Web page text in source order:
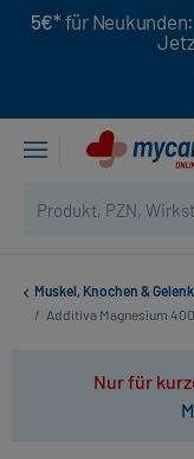
5€* für Neukunden:
Muskel, Knochen &
/ Additiva Magnesium
Nur für